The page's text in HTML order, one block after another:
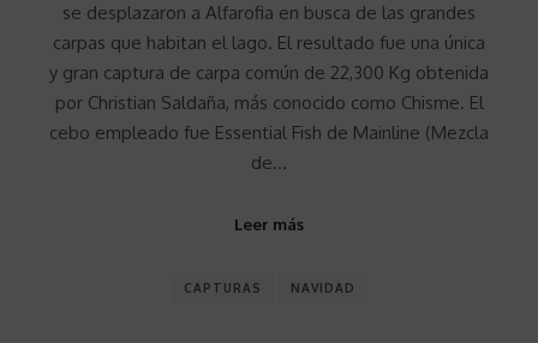
se desplazaron a Alfarofia en busca de las grandes
carpas que habitan el lago. El resultado fue una única
y gran captura de carpa común de 22,300 Kg obtenida
por Christian Saldaña, más conocido como Chisme. El
cebo empleado fue Essential Fish de Mainline (Mezcla
de…
Leer más
CAPTURAS NAVIDAD